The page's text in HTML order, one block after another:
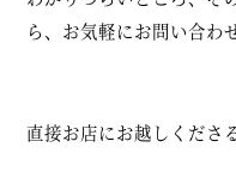
ら、お気軽にお問い合わ
直接お店にお越しくださ